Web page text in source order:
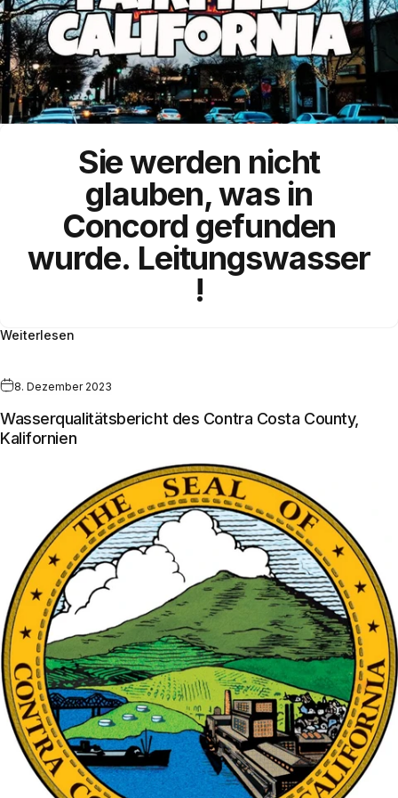
Sie werden nicht
glauben, was in
Concord gefunden
wurde. Leitungswasser
!
Weiterlesen
8. Dezember 2023
Wasserqualitätsbericht des Contra Costa County,
Kalifornien